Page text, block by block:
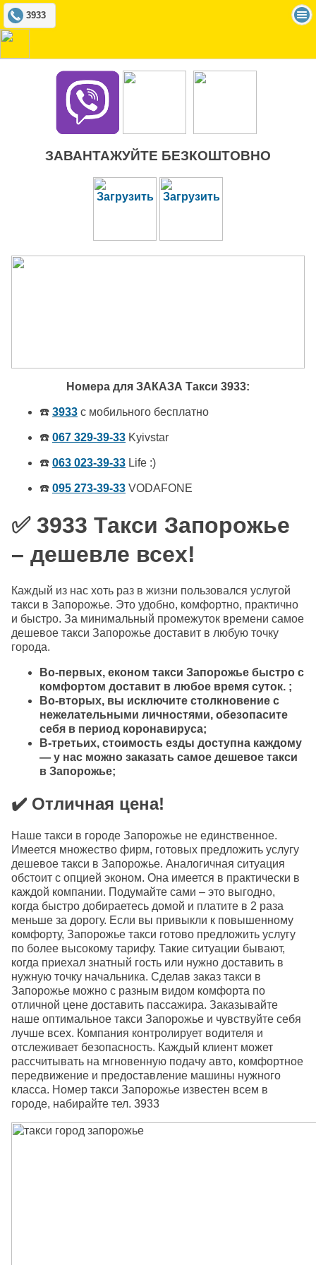
3933
ЗАВАНТАЖУЙТЕ БЕЗКОШТОВНО
Номера для ЗАКАЗА Такси 3933:
☎️ 3933 с мобильного бесплатно
☎️ 067 329-39-33 Kyivstar
☎️ 063 023-39-33 Life :)
☎️ 095 273-39-33 VODAFONE
✅ 3933 Такси Запорожье
– дешевле всех!
Каждый из нас хоть раз в жизни пользовался услугой
такси в Запорожье. Это удобно, комфортно, практично
и быстро. За минимальный промежуток времени самое
дешевое такси Запорожье доставит в любую точку
города.
Во-первых, економ такси Запорожье быстро с
комфортом доставит в любое время суток. ;
Во-вторых, вы исключите столкновение с
нежелательными личностями, обезопасите
себя в период коронавируса;
В-третьих, стоимость езды доступна каждому
— у нас можно заказать самое дешевое такси
в Запорожье;
✔️ Отличная цена!
Наше такси в городе Запорожье не единственное.
Имеется множество фирм, готовых предложить услугу
дешевое такси в Запорожье. Аналогичная ситуация
обстоит с опцией эконом. Она имеется в практически в
каждой компании. Подумайте сами – это выгодно,
когда быстро добираетесь домой и платите в 2 раза
меньше за дорогу. Если вы привыкли к повышенному
комфорту, Запорожье такси готово предложить услугу
по более высокому тарифу. Такие ситуации бывают,
когда приехал знатный гость или нужно доставить в
нужную точку начальника. Сделав заказ такси в
Запорожье можно с разным видом комфорта по
отличной цене доставить пассажира. Заказывайте
наше оптимальное такси Запорожье и чувствуйте себя
лучше всех. Компания контролирует водителя и
отслеживает безопасность. Каждый клиент может
рассчитывать на мгновенную подачу авто, комфортное
передвижение и предоставление машины нужного
класса. Номер такси Запорожье известен всем в
городе, набирайте тел. 3933